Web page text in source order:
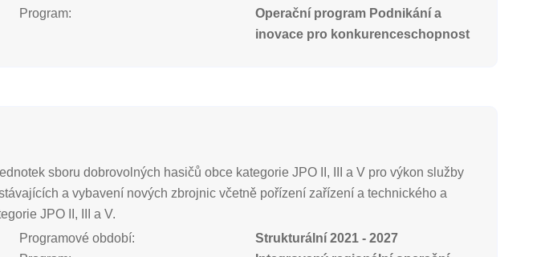
Program:
Operační program Podnikání a
inovace pro konkurenceschopnost
sboru dobrovolných hasičů obce kategorie JPO II, III a V pro výkon služby
a vybavení nových zbrojnic včetně pořízení zařízení a technického a
JPO II, III a V.
Programové období:
Strukturální 2021 - 2027